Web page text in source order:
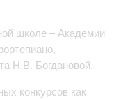
школе – Академии
Н.В. Богдановой.
конкурсов как